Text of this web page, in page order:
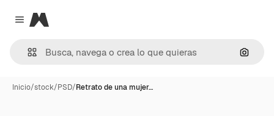
Close menu
Magnific
Inicio/stock/PSD/Retrato de una mujer…